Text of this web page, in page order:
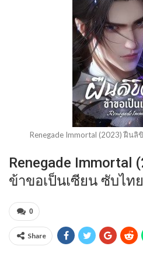
Renegade Immortal (2023) ฝืน
Renegade Immortal
ข้าขอเป็นเซียน ซับไท
0
Share